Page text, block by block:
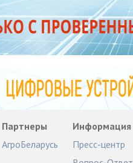
Партнеры
АгроБеларусь
Информация
Пресс-центр